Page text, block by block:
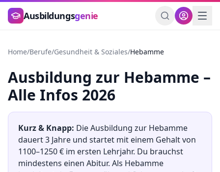
Zum Hauptinhalt springen
Ausbildungsgenie
Home/Berufe/Gesundheit & Soziales/Hebamme
Ausbildung zur Hebamme –
Alle Infos 2026
Kurz & Knapp: Die Ausbildung zur Hebamme
dauert3 Jahre und startet mit einem Gehalt von
1100–1250€ im ersten Lehrjahr. Du brauchst
mindestens einen Abitur. Als Hebamme